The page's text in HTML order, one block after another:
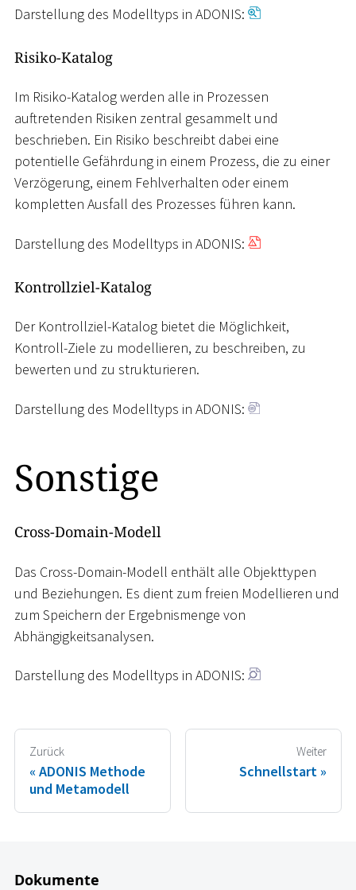
Darstellung des Modelltyps in ADONIS:
Risiko-Katalog
Im Risiko-Katalog werden alle in Prozessen
auftretenden Risiken zentral gesammelt und
beschrieben. Ein Risiko beschreibt dabei eine
potentielle Gefährdung in einem Prozess, die zu einer
Verzögerung, einem Fehlverhalten oder einem
kompletten Ausfall des Prozesses führen kann.
Darstellung des Modelltyps in ADONIS:
Kontrollziel-Katalog
Der Kontrollziel-Katalog bietet die Möglichkeit,
Kontroll-Ziele zu modellieren, zu beschreiben, zu
bewerten und zu strukturieren.
Darstellung des Modelltyps in ADONIS:
Sonstige
Cross-Domain-Modell
Das Cross-Domain-Modell enthält alle Objekttypen
und Beziehungen. Es dient zum freien Modellieren und
zum Speichern der Ergebnismenge von
Abhängigkeitsanalysen.
Darstellung des Modelltyps in ADONIS:
Zurück
ADONIS Methode
und Metamodell
Weiter
Schnellstart
Dokumente